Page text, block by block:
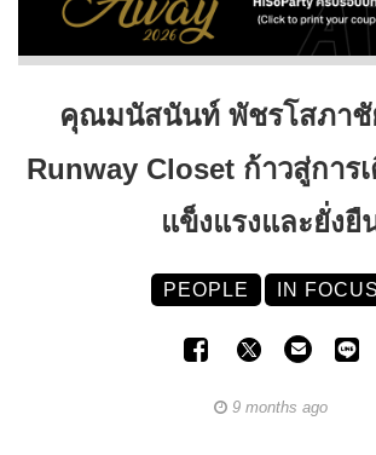
คุณมนัสนันท์ พัชรโสภาชั
Runway Closet ก้าวสู่การ
แข็งแรงและยั่งยื
PEOPLE IN FOCUS
9 months ago